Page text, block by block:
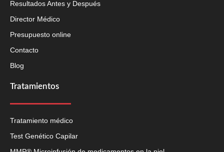
Resultados Antes y Después
Director Médico
Presupuesto online
Contacto
Blog
Tratamientos
Tratamiento médico
Test Genético Capilar